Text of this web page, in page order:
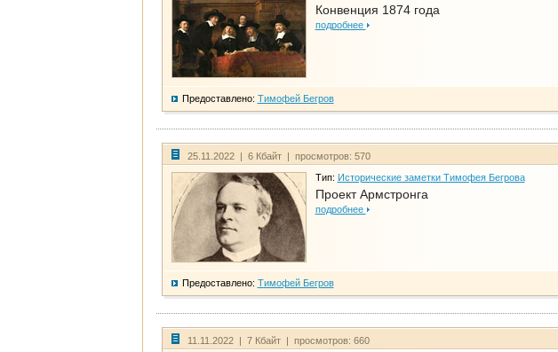
Конвенция 1874 года
подробнее
Предоставлено: Тимофей Бегров
25.11.2022 | 6 Кбайт | просмотров: 570
Тип: Исторические заметки Тимофея Бегрова
Проект Армстронга
подробнее
Предоставлено: Тимофей Бегров
11.11.2022 | 7 Кбайт | просмотров: 660